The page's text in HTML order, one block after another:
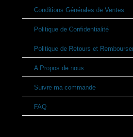
Conditions Générales de Ventes
Politique de Confidentialité
Politique de Retours et
A Propos de nous
Suivre ma commande
FAQ